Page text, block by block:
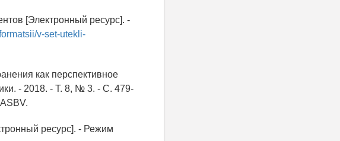
[Электронный ресурс]. -
v-set-utekli-
как перспективное
- 2018. - Т. 8, № 3. - С. 479-
ресурс]. - Режим